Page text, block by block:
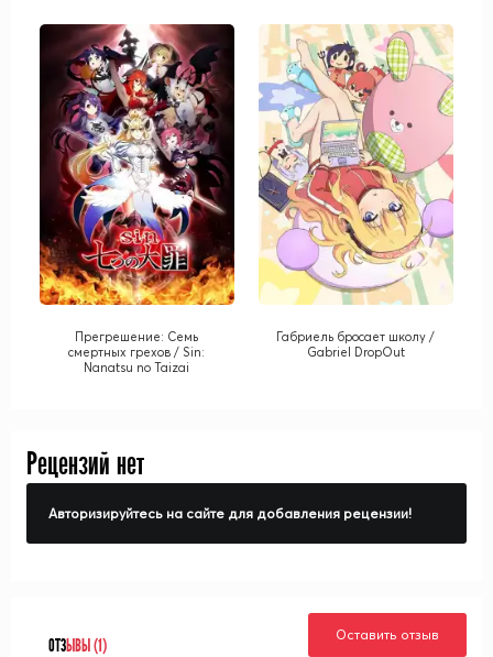
Shitemasuka? Isogashii
Desuka? Sukutte Moratte Ii
Desuka?
Прегрешение: Семь
смертных грехов / Sin:
Nanatsu no Taizai
Габриель бросает школу /
Gabriel DropOut
Рецензий нет
Авторизируйтесь на сайте для добавления рецензии!
ОТЗЫВЫ (1)
Оставить отзыв